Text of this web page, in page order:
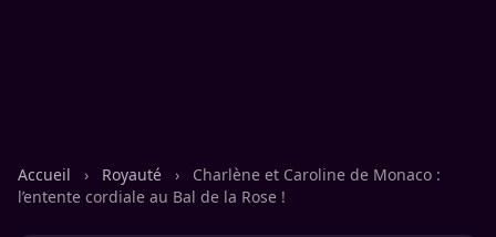
Accueil › Royauté ›
Charlène et Caroline de Monaco :
l’entente cordiale au Bal de la Rose !